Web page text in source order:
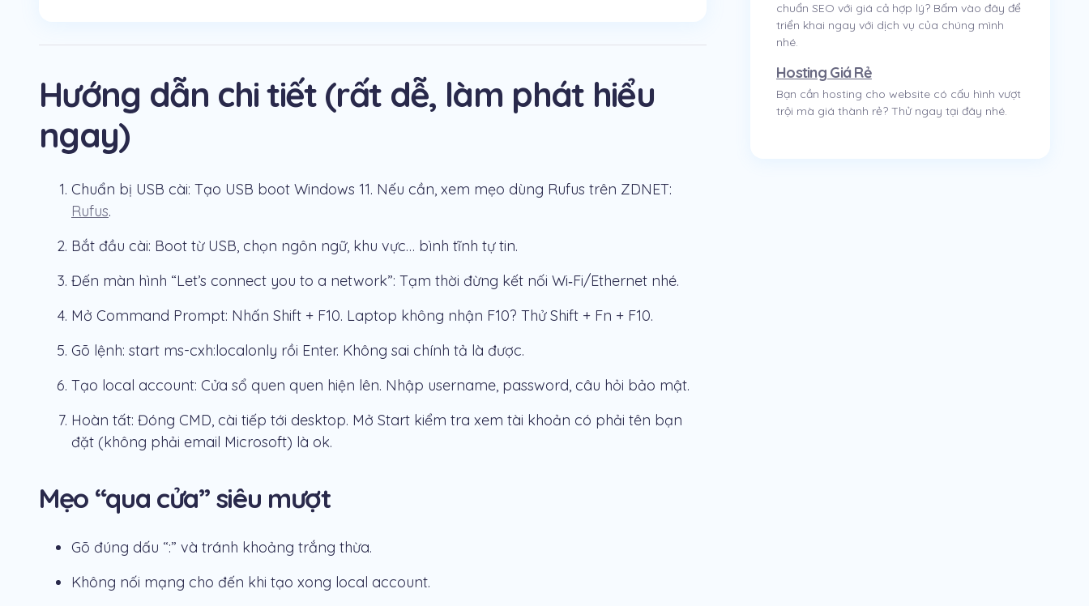
Hướng dẫn chi tiết (rất dễ, làm phát hiểu
ngay)
Chuẩn bị USB cài: Tạo USB boot Windows 11. Nếu cần, xem mẹo dùng Rufus trên ZDNET:
Rufus.
Bắt đầu cài: Boot từ USB, chọn ngôn ngữ, khu vực… bình tĩnh tự tin.
Đến màn hình “Let’s connect you to a network”: Tạm thời đừng kết nối Wi‑Fi/Ethernet nhé.
Mở Command Prompt: Nhấn Shift + F10. Laptop không nhận F10? Thử Shift + Fn + F10.
Gõ lệnh: start ms-cxh:localonly rồi Enter. Không sai chính tả là được.
Tạo local account: Cửa sổ quen quen hiện lên. Nhập username, password, câu hỏi bảo mật.
Hoàn tất: Đóng CMD, cài tiếp tới desktop. Mở Start kiểm tra xem tài khoản có phải tên bạn
đặt (không phải email Microsoft) là ok.
Mẹo “qua cửa” siêu mượt
Gõ đúng dấu “:” và tránh khoảng trắng thừa.
Không nối mạng cho đến khi tạo xong local account.
chuẩn SEO với giá cả hợp lý? Bấm vào đây để
triển khai ngay với dịch vụ của chúng mình
nhé.
Hosting Giá Rẻ
Bạn cần hosting cho website có cấu hình vượt
trội mà giá thành rẻ? Thử ngay tại đây nhé.